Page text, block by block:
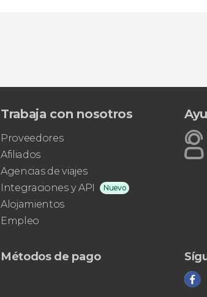
Trabaja con nosotros
Proveedores
Afiliados
Agencias de viajes
Integraciones y API
Nuevo
Alojamientos
Empleo
Métodos de pago